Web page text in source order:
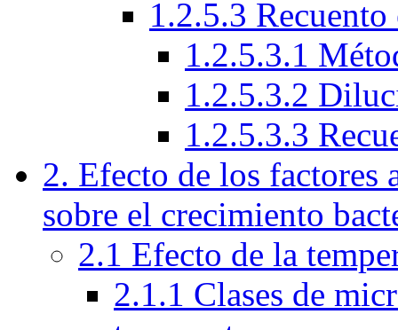
1.2.5.3 Recuento
1.2.5.3.1
1.2.5.3.2
1.2.5.3.3
2. Efecto de los factores
sobre el crecimiento
2.1 Efecto de la
2.1.1 Clases de